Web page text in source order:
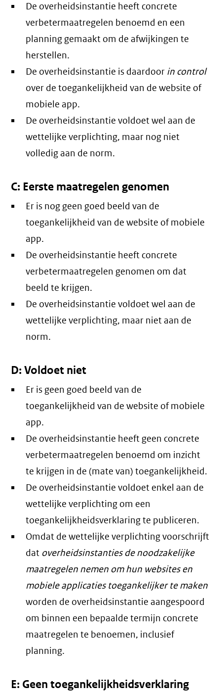
De overheidsinstantie heeft concrete
verbetermaatregelen benoemd en een
planning gemaakt om de afwijkingen te
herstellen.
De overheidsinstantie is daardoor in control
over de toegankelijkheid van de website of
mobiele app.
De overheidsinstantie voldoet wel aan de
wettelijke verplichting, maar nog niet
volledig aan de norm.
C: Eerste maatregelen genomen
Er is nog geen goed beeld van de
toegankelijkheid van de website of mobiele
app.
De overheidsinstantie heeft concrete
verbetermaatregelen genomen om dat
beeld te krijgen.
De overheidsinstantie voldoet wel aan de
wettelijke verplichting, maar niet aan de
norm.
D: Voldoet niet
Er is geen goed beeld van de
toegankelijkheid van de website of mobiele
app.
De overheidsinstantie heeft geen concrete
verbetermaatregelen benoemd om inzicht
te krijgen in de (mate van) toegankelijkheid.
De overheidsinstantie voldoet enkel aan de
wettelijke verplichting om een
toegankelijkheidsverklaring te publiceren.
Omdat de wettelijke verplichting voorschrijft
dat overheidsinstanties de noodzakelijke
maatregelen nemen om hun websites en
mobiele applicaties toegankelijker te maken
worden de overheidsinstantie aangespoord
om binnen een bepaalde termijn concrete
maatregelen te benoemen, inclusief
planning.
E: Geen toegankelijkheidsverklaring